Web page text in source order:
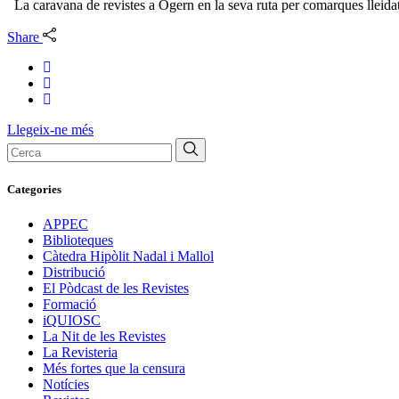
La caravana de revistes a Ogern en la seva ruta per comarques
Share
Llegeix-ne més
Cerca:
Categories
APPEC
Biblioteques
Càtedra Hipòlit Nadal i Mallol
Distribució
El Pòdcast de les Revistes
Formació
iQUIOSC
La Nit de les Revistes
La Revisteria
Més fortes que la censura
Notícies